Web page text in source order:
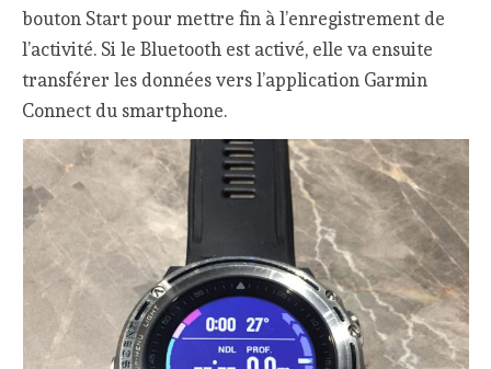
bouton Start pour mettre fin à l’enregistrement de
l’activité. Si le Bluetooth est activé, elle va ensuite
transférer les données vers l’application Garmin
Connect du smartphone.